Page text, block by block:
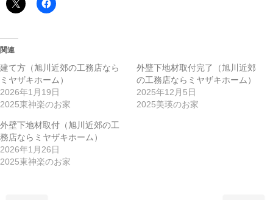
関連
建て方（旭川近郊の工務店なら
ミヤザキホーム）
2026年1月19日
2025東神楽のお家
外壁下地材取付完了（旭川近郊
の工務店ならミヤザキホーム）
2025年12月5日
2025美瑛のお家
外壁下地材取付（旭川近郊の工
務店ならミヤザキホーム）
2026年1月26日
2025東神楽のお家